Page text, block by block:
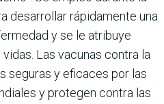
desarrollar rápidamente una
y se le atribuye
Las vacunas contra la
seguras y eficaces por las
y protegen contra las